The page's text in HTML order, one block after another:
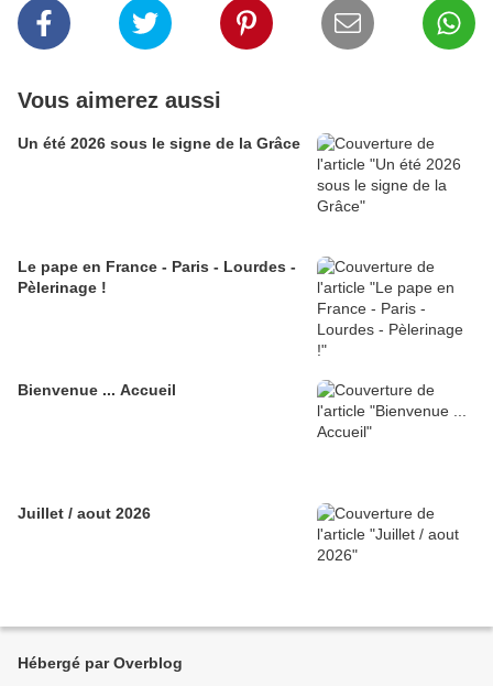
Vous aimerez aussi
Un été 2026 sous le signe de la Grâce
Le pape en France - Paris - Lourdes -
Pèlerinage !
Bienvenue ... Accueil
Juillet / aout 2026
Hébergé par Overblog